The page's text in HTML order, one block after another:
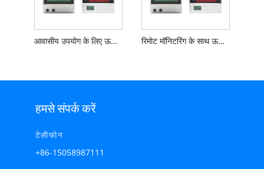
आवासीय उपयोग के लिए ऊर्जा मीटर रिमोट मॉनिटरिंग के साथ ऊर्जा मीटर
हमसे संपर्क करें
टेलीफोन
+86-15058987111